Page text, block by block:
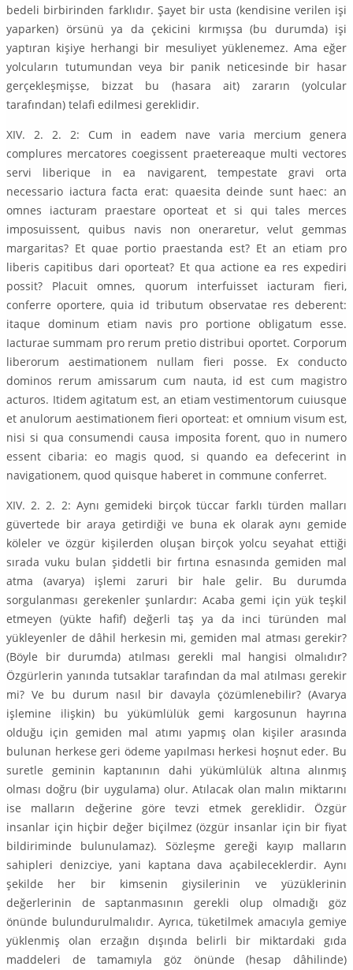
bedeli birbirinden farklıdır. Şayet bir usta (kendisine verilen işi
yaparken) örsünü ya da çekicini kırmışsa (bu durumda) işi
yaptıran kişiye herhangi bir mesuliyet yüklenemez. Ama eğer
yolcuların tutumundan veya bir panik neticesinde bir hasar
gerçekleşmişse, bizzat bu (hasara ait) zararın (yolcular
tarafından) telafi edilmesi gereklidir.
XIV. 2. 2. 2: Cum in eadem nave varia mercium genera
complures mercatores coegissent praetereaque multi vectores
servi liberique in ea navigarent, tempestate gravi orta
necessario iactura facta erat: quaesita deinde sunt haec: an
omnes iacturam praestare oporteat et si qui tales merces
imposuissent, quibus navis non oneraretur, velut gemmas
margaritas? Et quae portio praestanda est? Et an etiam pro
liberis capitibus dari oporteat? Et qua actione ea res expediri
possit? Placuit omnes, quorum interfuisset iacturam fieri,
conferre oportere, quia id tributum observatae res deberent:
itaque dominum etiam navis pro portione obligatum esse.
Iacturae summam pro rerum pretio distribui oportet. Corporum
liberorum aestimationem nullam fieri posse. Ex conducto
dominos rerum amissarum cum nauta, id est cum magistro
acturos. Itidem agitatum est, an etiam vestimentorum cuiusque
et anulorum aestimationem fieri oporteat: et omnium visum est,
nisi si qua consumendi causa imposita forent, quo in numero
essent cibaria: eo magis quod, si quando ea defecerint in
navigationem, quod quisque haberet in commune conferret.
XIV. 2. 2. 2: Aynı gemideki birçok tüccar farklı türden malları
güvertede bir araya getirdiği ve buna ek olarak aynı gemide
köleler ve özgür kişilerden oluşan birçok yolcu seyahat ettiği
sırada vuku bulan şiddetli bir fırtına esnasında gemiden mal
atma (avarya) işlemi zaruri bir hale gelir. Bu durumda
sorgulanması gerekenler şunlardır: Acaba gemi için yük teşkil
etmeyen (yükte hafif) değerli taş ya da inci türünden mal
yükleyenler de dâhil herkesin mi, gemiden mal atması gerekir?
(Böyle bir durumda) atılması gerekli mal hangisi olmalıdır?
Özgürlerin yanında tutsaklar tarafından da mal atılması gerekir
mi? Ve bu durum nasıl bir davayla çözümlenebilir? (Avarya
işlemine ilişkin) bu yükümlülük gemi kargosunun hayrına
olduğu için gemiden mal atımı yapmış olan kişiler arasında
bulunan herkese geri ödeme yapılması herkesi hoşnut eder. Bu
suretle geminin kaptanının dahi yükümlülük altına alınmış
olması doğru (bir uygulama) olur. Atılacak olan malın miktarını
ise malların değerine göre tevzi etmek gereklidir. Özgür
insanlar için hiçbir değer biçilmez (özgür insanlar için bir fiyat
bildiriminde bulunulamaz). Sözleşme gereği kayıp malların
sahipleri denizciye, yani kaptana dava açabileceklerdir. Aynı
şekilde her bir kimsenin giysilerinin ve yüzüklerinin
değerlerinin de saptanmasının gerekli olup olmadığı göz
önünde bulundurulmalıdır. Ayrıca, tüketilmek amacıyla gemiye
yüklenmiş olan erzağın dışında belirli bir miktardaki gıda
maddeleri de tamamıyla göz önünde (hesap dâhilinde)